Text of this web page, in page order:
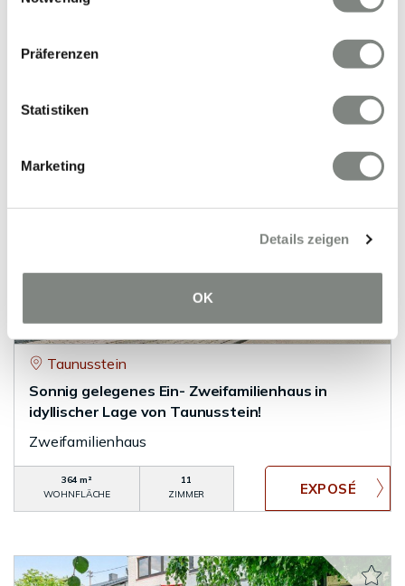
Präferenzen
Statistiken
Marketing
Details zeigen
OK
Großes Ein- Zweifamilienhaus mit traumhafter
Terrasse und Aussicht in Wilhelmsfeld!
Taunusstein
Sonnig gelegenes Ein- Zweifamilienhaus in
idyllischer Lage von Taunusstein!
Zweifamilienhaus
364 m²
WOHNFLÄCHE
11
ZIMMER